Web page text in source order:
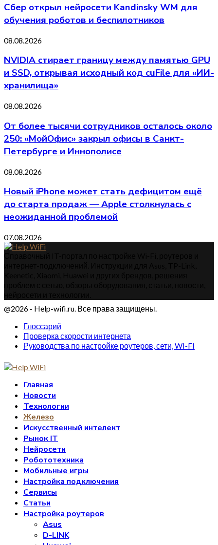
Сбер открыл нейросети Kandinsky WM для
обучения роботов и беспилотников
08.08.2026
NVIDIA стирает границу между памятью GPU
и SSD, открывая исходный код cuFile для «ИИ-
хранилища»
08.08.2026
От более тысячи сотрудников осталось около
250: «МойОфис» закрыл офисы в Санкт-
Петербурге и Иннополисе
08.08.2026
Новый iPhone может стать дефицитом ещё
до старта продаж — Apple столкнулась с
неожиданной проблемой
07.08.2026
@2026 - Help-wifi.ru. Все права защищены.
Глоссарий
Проверка скорости интернета
Руководства по настройке роутеров, сети, WI-FI
Главная
Новости
Технологии
Железо
Искусственный интелект
Рынок IT
Нейросети
Робототехника
Мобильные игры
Настройка подключения
Сервисы
Статьи
Настройка роутеров
Asus
D-LINK